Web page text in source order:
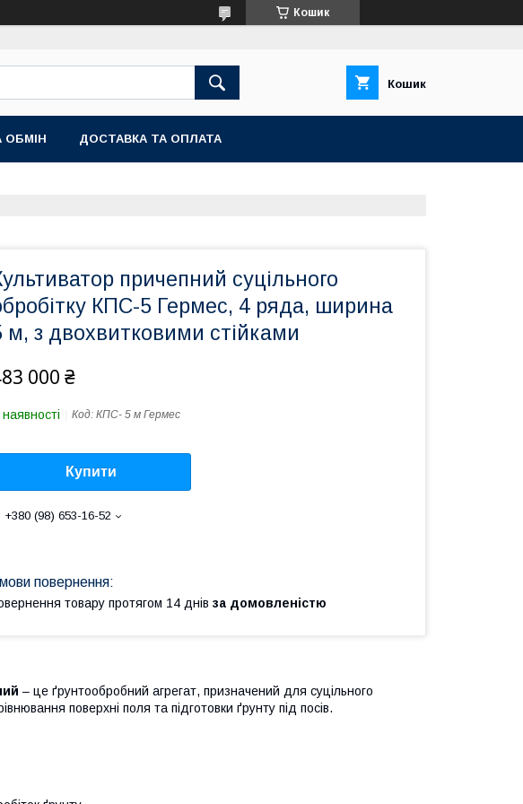
Кошик
Кошик
ОБМІН ДОСТАВКА ТА ОПЛАТА
причепний суцільного
КПС-5 Гермес, 4 ряда, ширина
м, з двохвитковими стійками
000 ₴
Код: КПС- 5 м Гермес
Купити
+380 (98) 653-16-52
товару протягом 14 днів за домовленістю
– це ґрунтообробний агрегат, призначений для суцільного
поверхні поля та підготовки ґрунту під посів.